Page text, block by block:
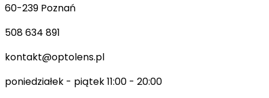
60-239 Poznań
508 634 891
kontakt@optolens.pl
poniedziałek - piątek 11:00 - 20:00